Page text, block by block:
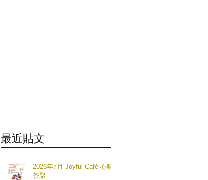
最近貼文
2026年7月 Joyful Café 心晴
茶聚